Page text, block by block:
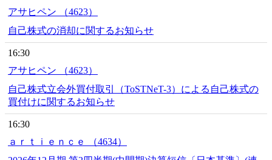
アサヒペン （4623）
自己株式の消却に関するお知らせ
16:30
アサヒペン （4623）
自己株式立会外買付取引（ToSTNeT-3）による自己株式の
買付けに関するお知らせ
16:30
ａｒｔｉｅｎｃｅ （4634）